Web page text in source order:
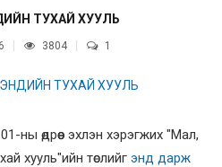
ТУХАЙ ХУУЛЬ
3804 1
ны өдрөөс эхлэн хэрэгжих "Мал,
хууль"ийн төслийг энд дарж